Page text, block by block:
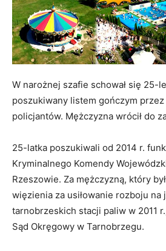
W narożnej szafie schował się 25-
poszukiwany listem gończym
policjantów. Mężczyzna wrócił do
25-latka poszukiwali od 2014 r.
Kryminalnego Komendy
Rzeszowie. Za mężczyzną, który
więzienia za usiłowanie rozboju na
tarnobrzeskich stacji paliw w 2011
Sąd Okręgowy w Tarnobrzegu.